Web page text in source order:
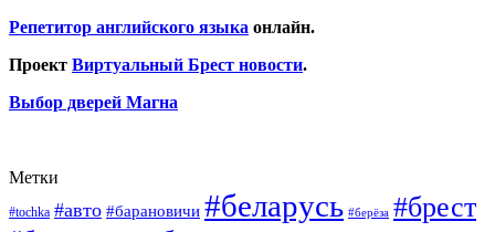
Репетитор английского языка онлайн.
Проект Виртуальный Брест новости.
Выбор дверей Магна
Метки
#tochka #авто #барановичи #беларусь #берёза #брест